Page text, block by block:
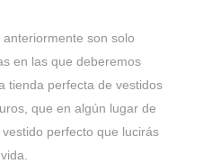
son solo
en las que deberemos
tienda perfecta de vestidos
que en algún lugar de
perfecto que lucirás